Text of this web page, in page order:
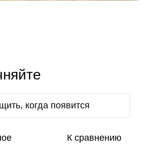
когда появится
К сравнению